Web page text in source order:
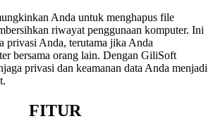
Anda untuk menghapus file
riwayat penggunaan komputer. Ini
privasi Anda, terutama jika Anda
bersama orang lain. Dengan GiliSoft
privasi dan keamanan data Anda menjadi
FITUR